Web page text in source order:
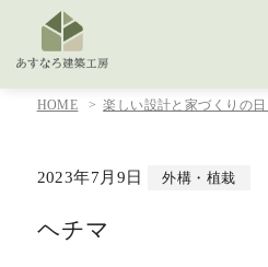
HOME 楽しい設計と家づくりの
2023年7月9日 外構・植栽
ヘチマ